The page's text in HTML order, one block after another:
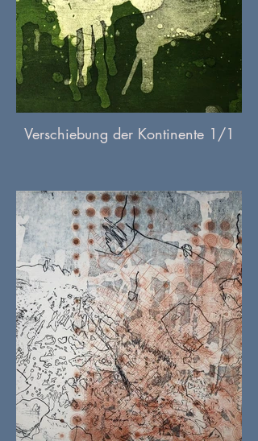
Verschiebung der Kontinente 1/1